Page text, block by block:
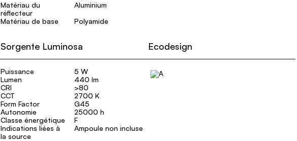
Matériau du
réflecteur
Aluminium
Matériau de base
Polyamide
Sorgente Luminosa
Puissance
5 W
Lumen
440 lm
CRI
>80
CCT
2700 K
Form Factor
G45
Autonomie
25000 h
Classe énergétique
F
Indications liées à
la source
Ampoule non incluse
Ecodesign